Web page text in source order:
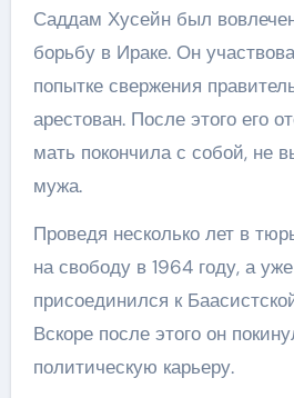
Саддам Хусейн был
борьбу в Ираке. Он
попытке свержения
арестован. После этого его
мать покончила с собой, не
мужа.
Проведя несколько лет в
на свободу в 1964 году, а
присоединился к
Вскоре после этого он
политическую карьеру.